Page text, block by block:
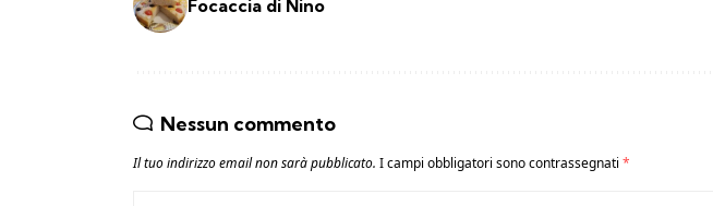
Focaccia di Nino
Nessun commento
Il tuo indirizzo email non sarà pubblicato. I campi obbligatori sono contrassegnati *